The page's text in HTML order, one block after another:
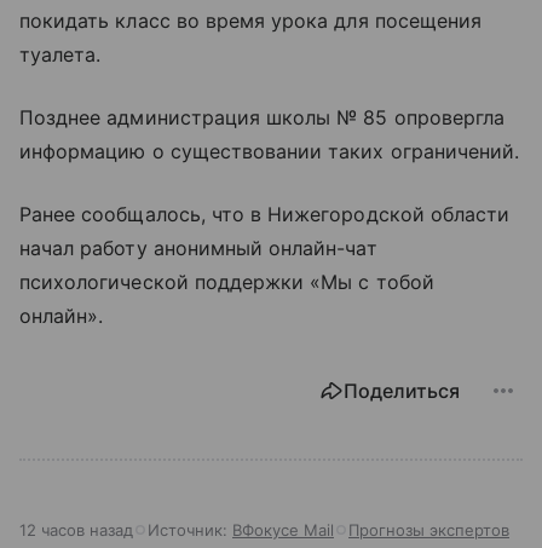
покидать класс во время урока для посещения
туалета.
Позднее администрация школы № 85 опровергла
информацию о существовании таких ограничений.
Ранее сообщалось, что в Нижегородской области
начал работу анонимный онлайн-чат
психологической поддержки «Мы с тобой
онлайн».
Поделиться
12 часов назад Источник: ВФокусе Mail Прогнозы экспертов